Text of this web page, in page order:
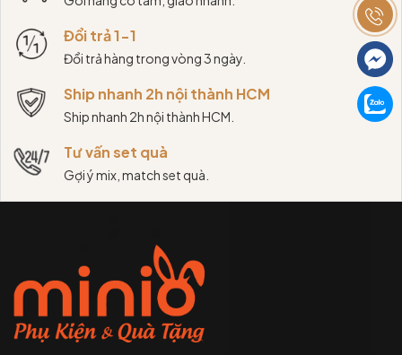
Đổi trả 1-1
Đổi trả hàng trong vòng 3 ngày.
Ship nhanh 2h nội thành HCM
Ship nhanh 2h nội thành HCM.
Tư vấn set quà
Gợi ý mix, match set quà.